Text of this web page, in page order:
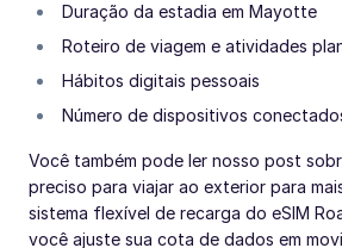
Duração da estadia em Mayotte
Roteiro de viagem e atividades
Hábitos digitais pessoais
Número de dispositivos
Você também pode ler nosso post
preciso para viajar ao exterior para
sistema flexível de recarga do eSIM
você ajuste sua cota de dados em